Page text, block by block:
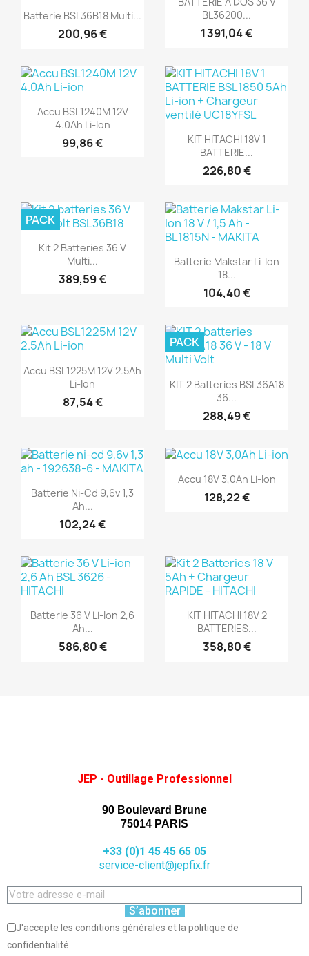
Aperçu rapide
Batterie BSL36B18 Multi...
200,96 €
BL36200...
1 391,04 €
Aperçu rapide
Accu BSL1240M 12V
4.0Ah Li-Ion
99,86 € Aperçu rapide
KIT HITACHI 18V 1
BATTERIE...
226,80 €
Aperçu rapide
Kit 2 Batteries 36 V
Multi...
389,59 €
(1)
PACK
Aperçu rapide
Batterie Makstar Li-Ion
18...
104,40 €
(1)
Aperçu rapide
Accu BSL1225M 12V 2.5Ah
Li-Ion
87,54 €
Aperçu rapide
KIT 2 Batteries BSL36A18
36...
288,49 €
PACK
Aperçu rapide
Batterie Ni-Cd 9,6v 1,3
Ah...
102,24 €
(1)
Aperçu rapide
Accu 18V 3,0Ah Li-Ion
128,22 €
(1)
Aperçu rapide
Batterie 36 V Li-Ion 2,6
Ah...
586,80 €
Aperçu rapide
KIT HITACHI 18V 2
BATTERIES...
358,80 €
JEP - Outillage Professionnel
90 Boulevard Brune
75014 PARIS
+33 (0)1 45 45 65 05
service-client@jepfix.fr
S’abonner
J'accepte les conditions générales et la politique de
confidentialité